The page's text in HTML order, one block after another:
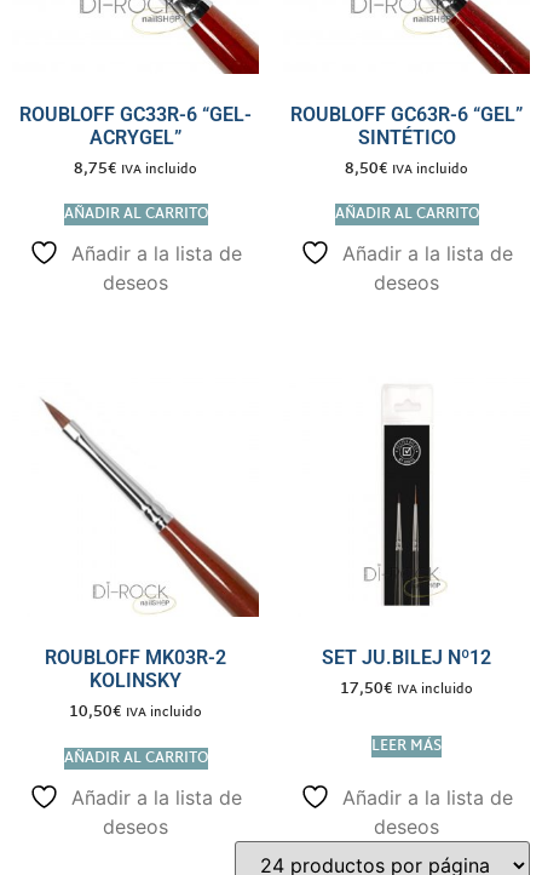
ROUBLOFF GC33R-6 “GEL-
ACRYGEL”
8,75€ IVA incluido
AÑADIR AL CARRITO
Añadir a la lista de
deseos
ROUBLOFF GC63R-6 “GEL”
SINTÉTICO
8,50€ IVA incluido
AÑADIR AL CARRITO
Añadir a la lista de
deseos
ROUBLOFF MK03R-2
KOLINSKY
10,50€ IVA incluido
AÑADIR AL CARRITO
Añadir a la lista de
deseos
SET JU.BILEJ Nº12
17,50€ IVA incluido
LEER MÁS
Añadir a la lista de
deseos